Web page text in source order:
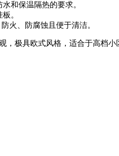
和保温隔热的要求。
。
火、防腐蚀且便于清洁。
，极具欧式风格，适合于高档小